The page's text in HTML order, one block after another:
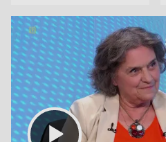
Zaryan, piosenkarka